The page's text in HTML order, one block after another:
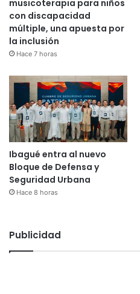
musicoterapia para niños
con discapacidad
múltiple, una apuesta por
la inclusión
Hace 7 horas
Ibagué entra al nuevo
Bloque de Defensa y
Seguridad Urbana
Hace 8 horas
Publicidad